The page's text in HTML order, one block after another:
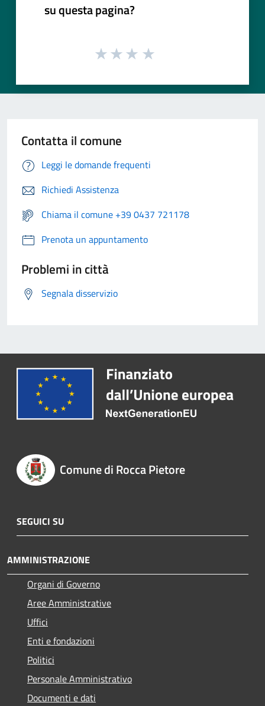
su questa pagina?
Contatta il comune
Leggi le domande frequenti
Richiedi Assistenza
Chiama il comune +39 0437 721178
Prenota un appuntamento
Problemi in città
Segnala disservizio
Comune di Rocca Pietore
SEGUICI SU
AMMINISTRAZIONE
Organi di Governo
Aree Amministrative
Uffici
Enti e fondazioni
Politici
Personale Amministrativo
Documenti e dati